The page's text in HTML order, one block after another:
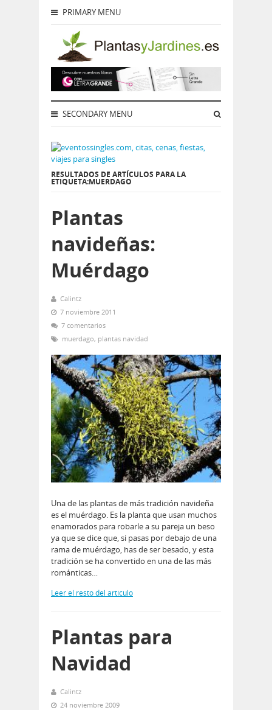
PRIMARY MENU
SECONDARY MENU
RESULTADOS DE ARTÍCULOS PARA LA
ETIQUETA:MUERDAGO
Plantas
navideñas:
Muérdago
Calintz
7 noviembre 2011
7 comentarios
muerdago, plantas navidad
Una de las plantas de más tradición navideña
es el muérdago. Es la planta que usan muchos
enamorados para robarle a su pareja un beso
ya que se dice que, si pasas por debajo de una
rama de muérdago, has de ser besado, y esta
tradición se ha convertido en una de las más
románticas…
Leer el resto del artículo
Plantas para
Navidad
Calintz
24 noviembre 2009